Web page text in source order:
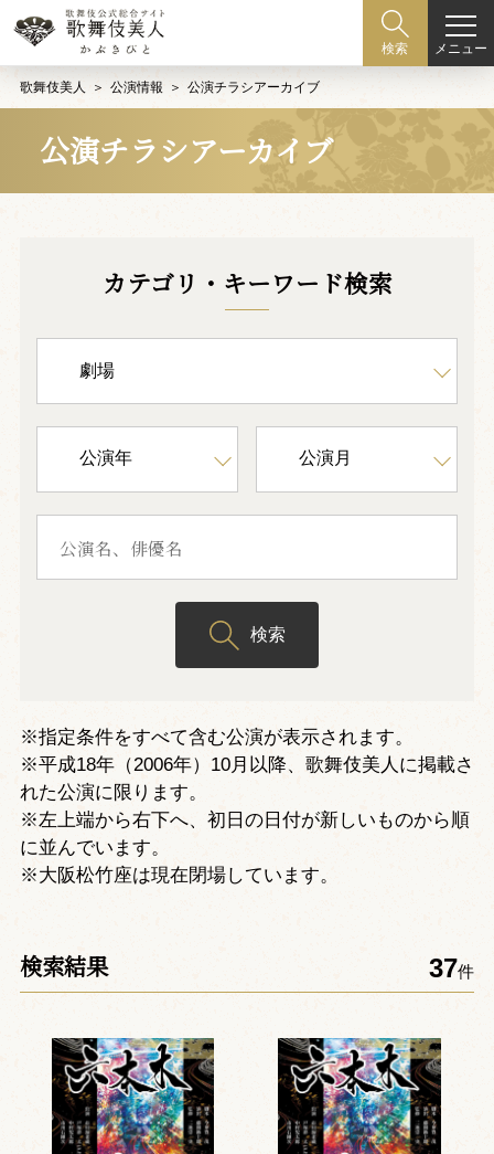
検索 メニュー
歌舞伎美人 公演情報 公演チラシアーカイブ
公演チラシアーカイブ
カテゴリ・キーワード検索
検索
※指定条件をすべて含む公演が表示されます。
※平成18年（2006年）10月以降、歌舞伎美人に掲載さ
れた公演に限ります。
※左上端から右下へ、初日の日付が新しいものから順
に並んでいます。
※大阪松竹座は現在閉場しています。
検索結果 37件